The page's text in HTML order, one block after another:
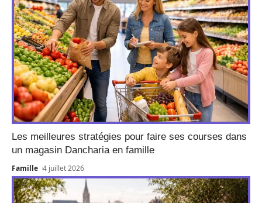
Les meilleures stratégies pour faire ses courses dans
un magasin Dancharia en famille
Famille 4 juillet 2026